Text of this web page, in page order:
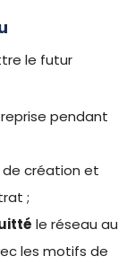
le futur
pendant
création et
;
le réseau au
les motifs de